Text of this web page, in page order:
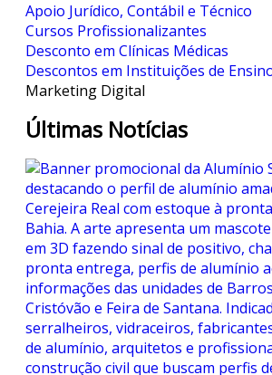
Apoio Jurídico, Contábil e Técnico
Cursos Profissionalizantes
Desconto em Clínicas Médicas
Descontos em Instituições de
Marketing Digital
Últimas Notícias